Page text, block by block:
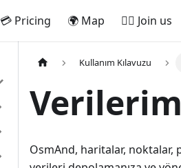
💳 Pricing 🌍 Map 🚵‍♂️ Join us
Kullanım Kılavuzu
Verilerim
OsmAnd, haritalar, noktalar,